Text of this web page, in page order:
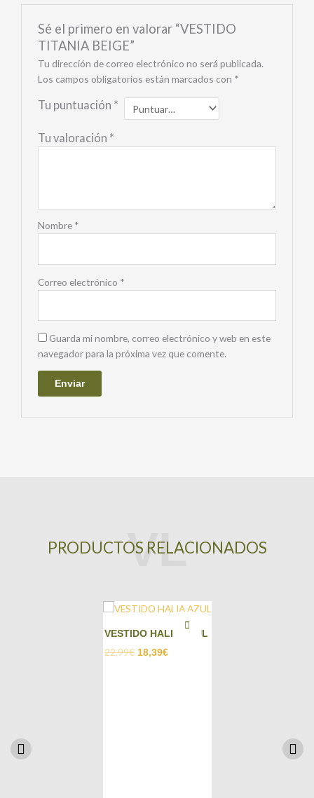
Sé el primero en valorar “VESTIDO
TITANIA BEIGE”
Tu dirección de correo electrónico no será publicada.
Los campos obligatorios están marcados con *
Tu puntuación *
Tu valoración *
Nombre *
Correo electrónico *
Guarda mi nombre, correo electrónico y web en este
navegador para la próxima vez que comente.
PRODUCTOS RELACIONADOS
VESTIDO HALIA AZUL
22,99€ 18,39€